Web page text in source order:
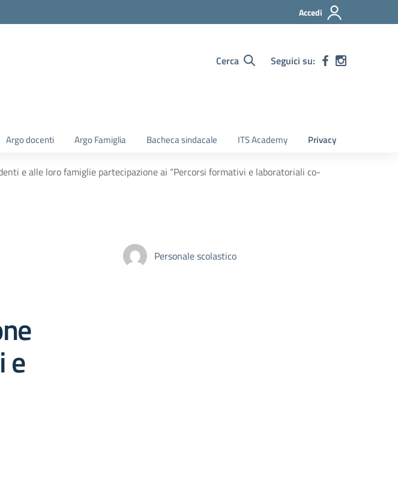
Accedi
Cerca Seguici su:
Argo docenti Argo Famiglia Bacheca sindacale ITS Academy Privacy
e alle loro famiglie partecipazione ai “Percorsi formativi e laboratoriali co-
e
Personale scolastico